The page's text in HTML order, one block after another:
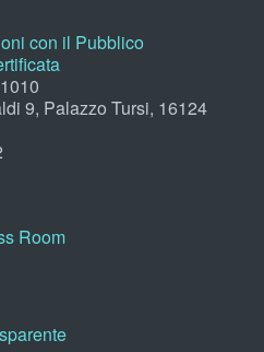
con il Pubblico
9, Palazzo Tursi, 16124
Room